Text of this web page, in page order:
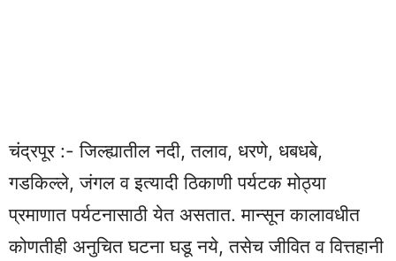
चंद्रपूर :- जिल्ह्यातील नदी, तलाव, धरणे, धबधबे,
गडकिल्ले, जंगल व इत्यादी ठिकाणी पर्यटक मोठ्या
प्रमाणात पर्यटनासाठी येत असतात. मान्सून कालावधीत
कोणतीही अनुचित घटना घडू नये, तसेच जीवित व वित्तहानी